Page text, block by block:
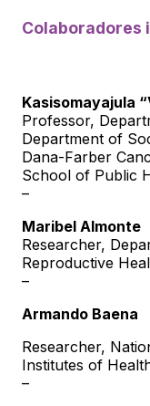
Colaboradores
Kasisomayajula
Professor,
Department of
Dana-Farber
School of Public
–
Maribel Almonte
Researcher,
Reproductive
–
Armando Baena
Researcher,
Institutes of
–